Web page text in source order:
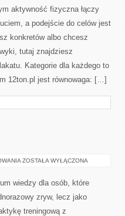
aktywność fizyczna łączy
a podejście do celów jest
konkretów albo chcesz
tutaj znajdziesz
Kategorie dla każdego to
12ton.pl jest równowaga: […]
SPORT
ZOSTAŁA WYŁĄCZONA
wiedzy dla osób, które
zryw, lecz jako
treningową z